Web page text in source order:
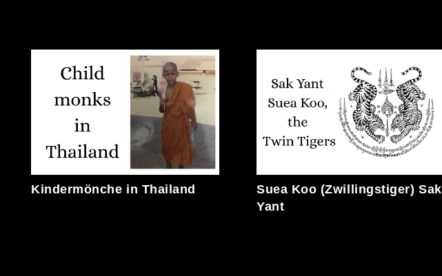
Kindermönche in Thailand
Suea Koo (Zwillingstiger) Sak
Yant